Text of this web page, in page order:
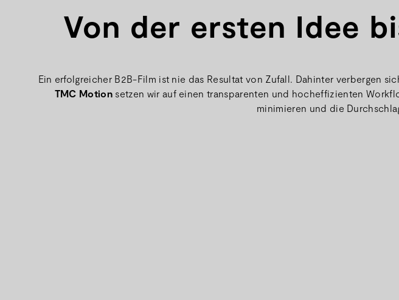
Von der ersten Idee
Ein erfolgreicher B2B-Film ist nie das Resultat von Zufall. Dahinter verbergen
TMC Motion setzen wir auf einen transparenten und hocheffizienten
minimieren und die